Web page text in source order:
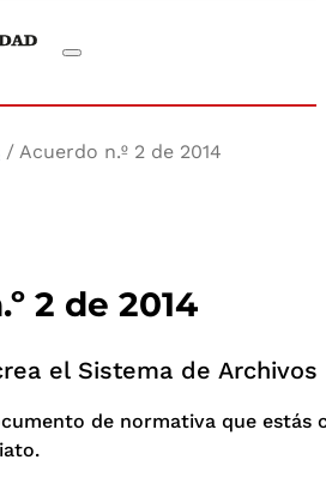
/ Acuerdo n.º 2 de 2014
2 de 2014
el Sistema de
de normativa que estás